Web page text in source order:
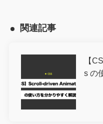
関連記事
【
s の